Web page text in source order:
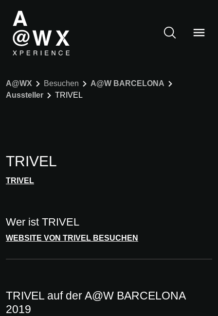
A@WX Besuchen
A@W BARCELONA
Aussteller
TRIVEL
TRIVEL
TRIVEL
Wer ist TRIVEL
WEBSITE VON TRIVEL BESUCHEN
TRIVEL auf der A@W BARCELONA
2019